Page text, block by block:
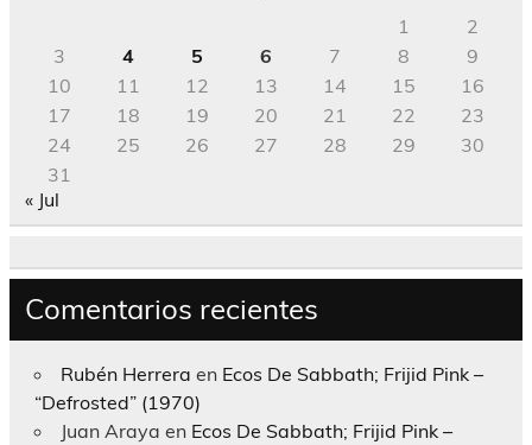
1
2
3
4 5 6 7 8
9
10
11 12 13 14 15
16
17
18 19 20 21 22
23
24
25 26 27 28 29
30
31
« Jul
Comentarios recientes
Rubén Herrera en Ecos De Sabbath; Frijid Pink –
“Defrosted” (1970)
Juan Araya en Ecos De Sabbath; Frijid Pink –